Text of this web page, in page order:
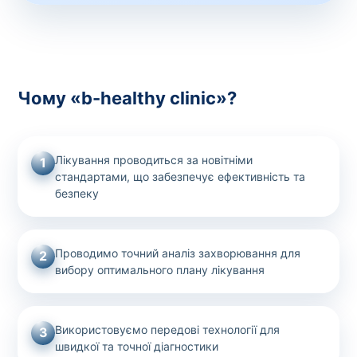
Чому «b-healthy clinic»?
1
Лікування проводиться за новітніми
стандартами, що забезпечує ефективність та
безпеку
2
Проводимо точний аналіз захворювання для
вибору оптимального плану лікування
3 Використовуємо передові технології для
швидкої та точної діагностики